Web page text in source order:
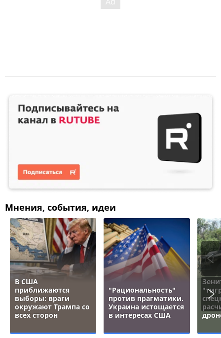
Мнения, события, идеи
В США
приближаются
выборы: враги
окружают Трампа со
всех сторон
"Рациональность"
против прагматики.
Украина истощается
в интересах США